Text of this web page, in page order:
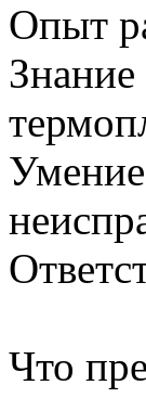
Опыт
Что